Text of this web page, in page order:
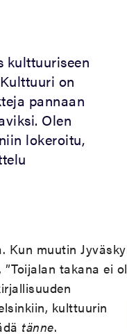
kulttuuriseen
on
pannaan
Olen
lokeroitu,
Kun muutin
takana ei
kulttuurin
tänne.